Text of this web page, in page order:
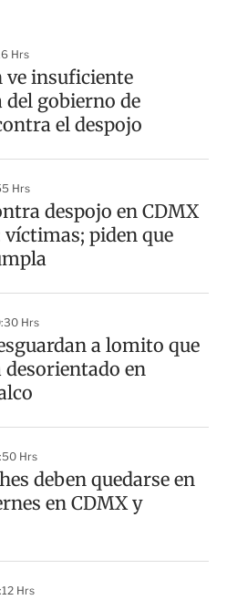
Hrs
ve insuficiente
del gobierno de
el despojo
Hrs
despojo en CDMX
víctimas; piden que
Hrs
a lomito que
en
Hrs
deben quedarse en
en CDMX y
Hrs